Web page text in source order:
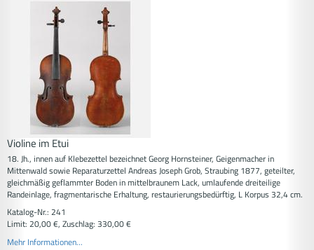
Violine im Etui
18. Jh., innen auf Klebezettel bezeichnet Georg Hornsteiner, Geigenmacher in
Mittenwald sowie Reparaturzettel Andreas Joseph Grob, Straubing 1877, geteilter,
gleichmäßig geflammter Boden in mittelbraunem Lack, umlaufende dreiteilige
Randeinlage, fragmentarische Erhaltung, restaurierungsbedürftig, L Korpus 32,4 cm.
Katalog-Nr.: 241
Limit: 20,00 €, Zuschlag: 330,00 €
Mehr Informationen...